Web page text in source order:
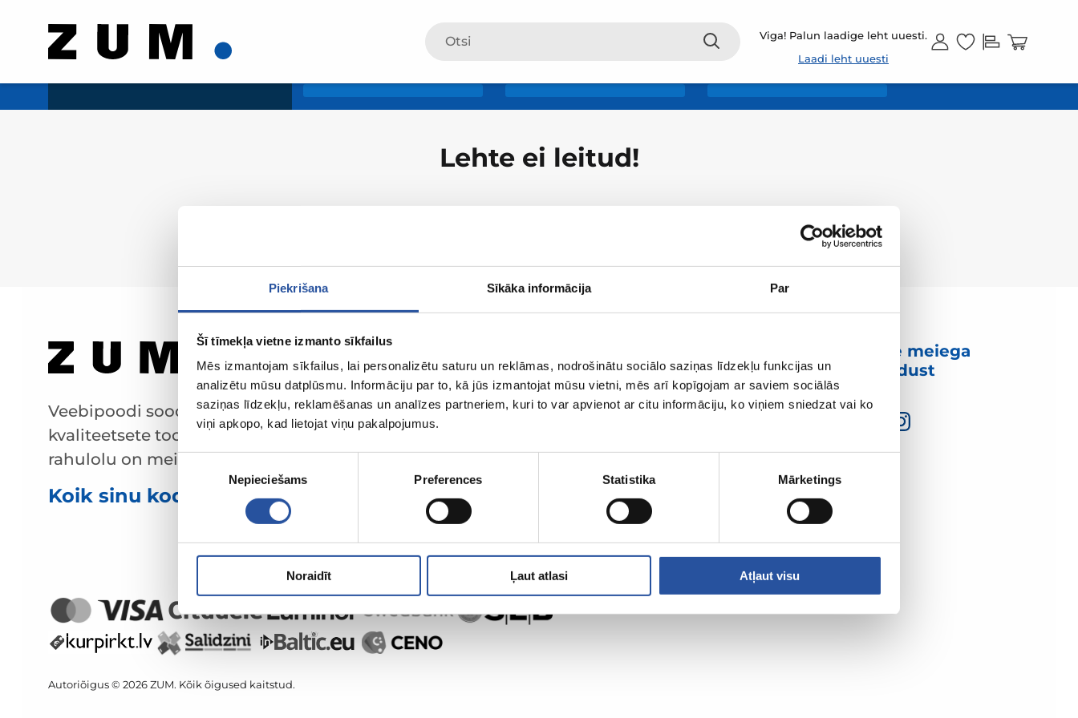
Piekrišana Sīkāka informācija Par
Šī tīmekļa vietne izmanto sīkfailus
Mēs izmantojam sīkfailus, lai personalizētu saturu un reklāmas, nodrošinātu sociālo saziņas līdzekļu funkcijas un
analizētu mūsu datplūsmu. Informāciju par to, kā jūs izmantojat mūsu vietni, mēs arī kopīgojam ar saviem sociālās
saziņas līdzekļu, reklamēšanas un analīzes partneriem, kuri to var apvienot ar citu informāciju, ko viņiem sniedzat vai ko
viņi apkopo, kad lietojat viņu pakalpojumus.
Nepieciešams Preferences Statistika Mārketings
Noraidīt Ļaut atlasi Atļaut visu
Viga! Palun laadige leht uuesti.
Laadi leht uuesti
Lehte ei leitud!
Veebipoodi soodsate hindade ja
kvaliteetsete toodetega, kus kliendi
rahulolu on meie peamine väärtus.
Koik sinu kodu ja aia jaoks!
Võtke meiega
ühendust
Autoriõigus © 2026 ZUM. Kõik õigused kaitstud.